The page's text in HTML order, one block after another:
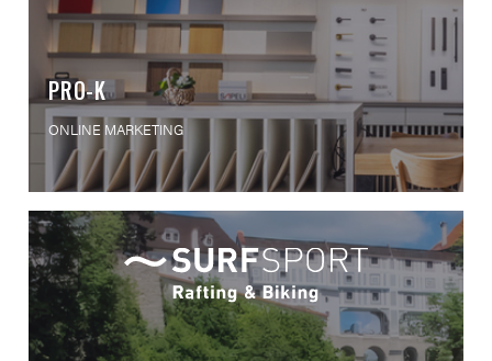
PRO-K
ONLINE MARKETING